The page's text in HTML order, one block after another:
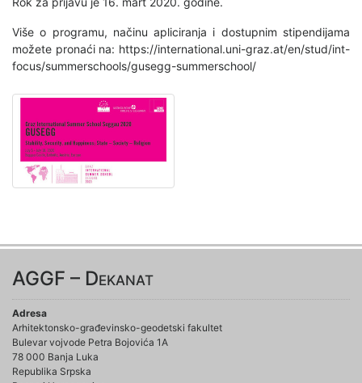
Više o programu, načinu apliciranja i dostupnim stipendijama
možete pronaći na: https://international.uni-graz.at/en/stud/int-
focus/summerschools/gusegg-summerschool/
AGGF – Dekanat
Adresa
Arhitektonsko-građevinsko-geodetski fakultet
Bulevar vojvode Petra Bojovića 1A
78 000 Banja Luka
Republika Srpska